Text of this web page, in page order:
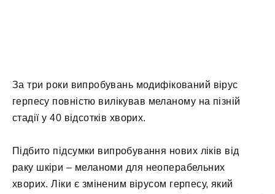
За три роки випробувань модифікований вірус
герпесу повністю вилікував меланому на пізній
стадії у 40 відсотків хворих.
Підбито підсумки випробування нових ліків від
раку шкіри – меланоми для неоперабельних
хворих. Ліки є зміненим вірусом герпесу, який